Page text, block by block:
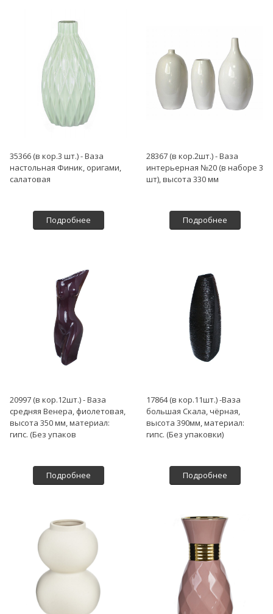
35366 (в кор.3 шт.) - Ваза
настольная Финик, оригами,
салатовая
Подробнее
28367 (в кор.2шт.) - Ваза
интерьерная №20 (в наборе 3
шт), высота 330 мм
Подробнее
20997 (в кор.12шт.) - Ваза
средняя Венера, фиолетовая,
высота 350 мм, материал:
гипс. (Без упаков
Подробнее
17864 (в кор.11шт.) -Ваза
большая Скала, чёрная,
высота 390мм, материал:
гипс. (Без упаковки)
Подробнее